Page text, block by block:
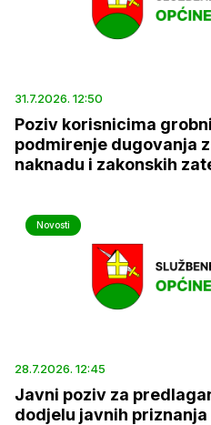
31.7.2026. 12:50
Poziv korisnicima
podmirenje dugovanja
naknadu i zakonskih
Novosti
28.7.2026. 12:45
Javni poziv za
dodjelu javnih priznanja